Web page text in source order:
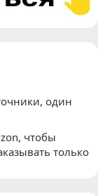
один
чтобы
только